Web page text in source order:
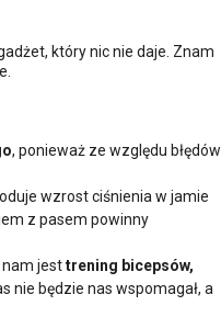
który nic nie daje. Znam
, ponieważ ze względu błędów
wzrost ciśnienia w jamie
z pasem powinny
jesttrening bicepsów,
nie będzie nas wspomagał, a